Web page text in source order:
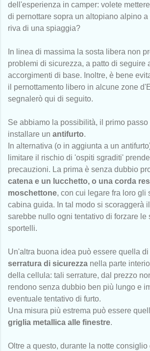
dell'esperienza in camper: volete
di pernottare sopra un altopiano alpino a
riva di una spiaggia?
In linea di massima la sosta libera non
problemi di sicurezza, a patto di seguire
accorgimenti di base. Inoltre, è bene
il pernottamento libero in alcune zone
segnalerò qui di seguito.
Se abbiamo la possibilità, il primo passo
installare un antifurto.
In alternativa (o in aggiunta a un
limitare il rischio di 'ospiti sgraditi'
precauzioni. La prima è senza dubbio
catena e un lucchetto, o una corda
moschettone, con cui legare fra loro gli
cabina guida. In tal modo si scoraggerà
sarebbe nullo ogni tentativo di forzare le
sportelli.
Un'altra buona idea può essere quella
serratura di sicurezza nella parte
della cellula: tali serrature, dal prezzo
rendono senza dubbio ben più lungo e
eventuale tentativo di furto.
Una misura più estrema può essere
griglia metallica alle finestre.
Oltre a questo, durante la notte consiglio